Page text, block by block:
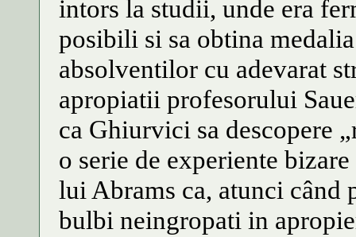
intors la studii, unde era
posibili si sa obtina
absolventilor cu adevarat
apropiatii profesorului
ca Ghiurvici sa descopere
o serie de experiente
lui Abrams ca, atunci când
bulbi neingropati in